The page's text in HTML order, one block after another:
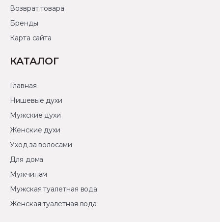
Возврат товара
Бренды
Карта сайта
КАТАЛОГ
Главная
Нишевые духи
Мужские духи
Женские духи
Уход за волосами
Для дома
Мужчинам
Мужская туалетная вода
Женская туалетная вода